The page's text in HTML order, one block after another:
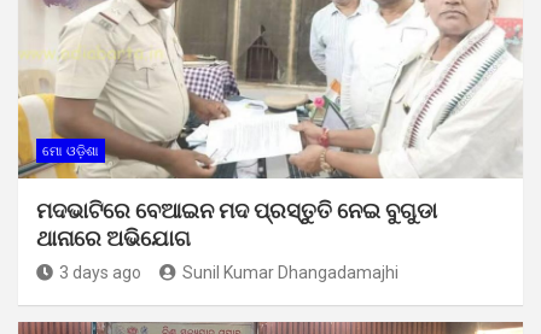
ମୋ ଓଡ଼ିଶା
ମଦଭାଟିରେ ବେଆଇନ ମଦ ପ୍ରସ୍ତୁତି ନେଇ ବୁଗୁଡା
ଥାନାରେ ଅଭିଯୋଗ
3 days ago Sunil Kumar Dhangadamajhi